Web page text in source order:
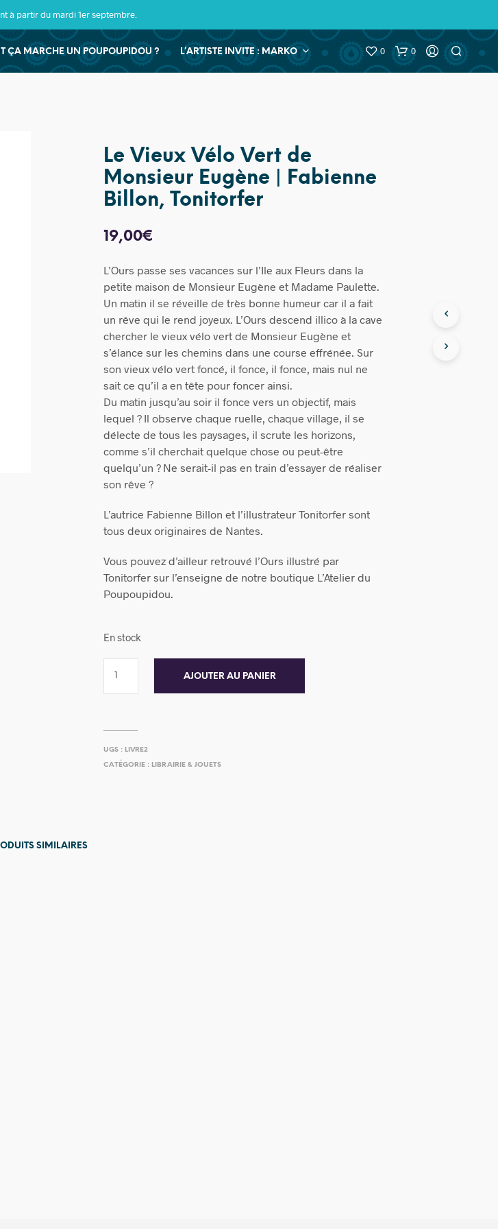
à partir du mardi 1er septembre.
ÇA MARCHE UN POUPOUPIDOU ? L’ARTISTE INVITE : MARKO 0 0
Le Vieux Vélo Vert de
Monsieur Eugène | Fabienne
Billon, Tonitorfer
19,00€
L’Ours passe ses vacances sur l’Ile aux Fleurs dans la
petite maison de Monsieur Eugène et Madame Paulette.
Un matin il se réveille de très bonne humeur car il a fait
un rêve qui le rend joyeux. L’Ours descend illico à la cave
chercher le vieux vélo vert de Monsieur Eugène et
s’élance sur les chemins dans une course effrénée. Sur
son vieux vélo vert foncé, il fonce, il fonce, mais nul ne
sait ce qu’il a en tête pour foncer ainsi.
Du matin jusqu’au soir il fonce vers un objectif, mais
lequel ? Il observe chaque ruelle, chaque village, il se
délecte de tous les paysages, il scrute les horizons,
comme s’il cherchait quelque chose ou peut-être
quelqu’un ? Ne serait-il pas en train d’essayer de réaliser
son rêve ?
L’autrice Fabienne Billon et l’illustrateur Tonitorfer sont
tous deux originaires de Nantes.
Vous pouvez d’ailleur retrouvé l’Ours illustré par
Tonitorfer sur l’enseigne de notre boutique L’Atelier du
Poupoupidou.
En stock
AJOUTER AU PANIER
UGS : LIVRE2
CATÉGORIE : LIBRAIRIE & JOUETS
SIMILAIRES